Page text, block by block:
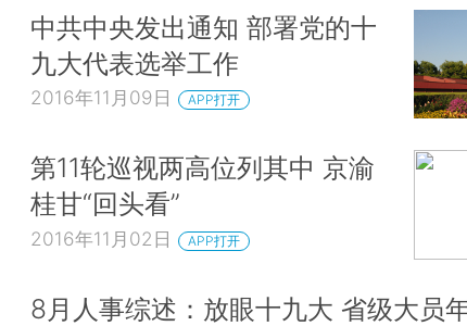
中共中央发出通知 部署党的十
九大代表选举工作
2016年11月09日 APP打开
第11轮巡视两高位列其中 京渝
桂甘“回头看”
2016年11月02日 APP打开
8月人事综述：放眼十九大 省级大员